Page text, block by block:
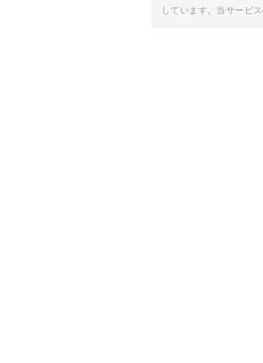
しています。当サービ